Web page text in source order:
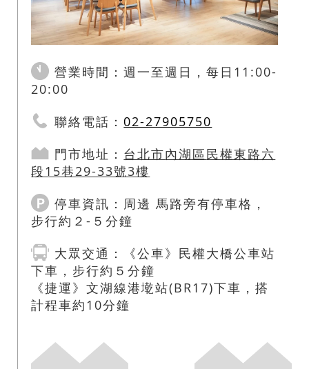
營業時間：週一至週日，每日11:00-
20:00
聯絡電話：02-27905750
門市地址： 台北市內湖區民權東路六
段15巷29-33號3樓
停車資訊： 周邊 馬路旁有停車格，
步行約２-５分鐘
大眾交通 ：
《公車》民權大橋公車站
下車，步行約５分鐘
《捷運》文湖線港墘站(BR17)下車，搭
計程車約10分鐘